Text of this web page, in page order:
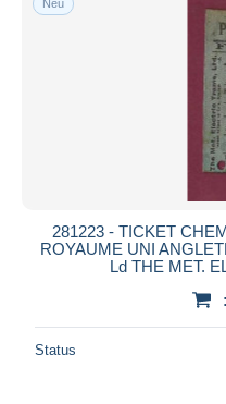
Neu
281223 - TICKET
ROYAUME UNI
Ld THE MET.
Status